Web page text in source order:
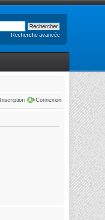
Recherche avancée
Inscription Connexion